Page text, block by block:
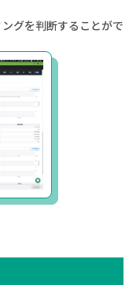
グを判断することがで